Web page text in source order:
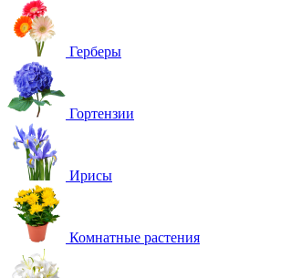
Герберы
Гортензии
Ирисы
Комнатные растения